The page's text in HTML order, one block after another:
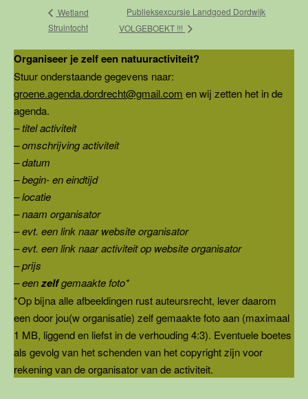
Wetland
Struintocht
Publieksexcursie Landgoed Dordwijk
VOLGEBOEKT !!!
Organiseer je zelf een natuuractiviteit?
Stuur onderstaande gegevens naar:
groene.agenda.dordrecht@gmail.com en wij zetten het in de
agenda.
– titel activiteit
– omschrijving activiteit
– datum
– begin- en eindtijd
– locatie
– naam organisator
– evt. een link naar website organisator
– evt. een link naar activiteit op website organisator
– prijs
– eenzelfgemaakte foto*
*Op bijna alle afbeeldingen rust auteursrecht, lever daarom
een door jou(w organisatie) zelf gemaakte foto aan (maximaal
1 MB, liggend en liefst in de verhouding 4:3). Eventuele boetes
als gevolg van het schenden van het copyright zijn voor
rekening van de organisator van de activiteit.